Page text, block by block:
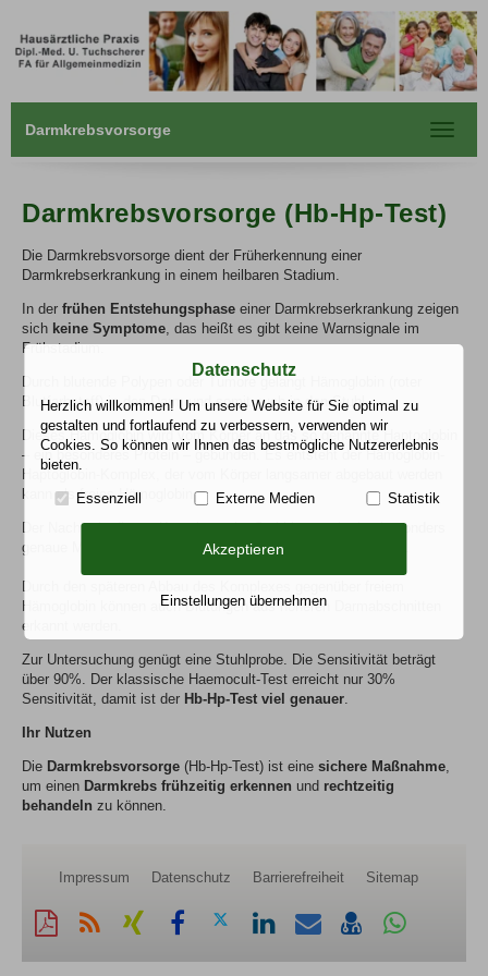
Darmkrebsvorsorge
Toggle
Darmkrebsvorsorge (Hb-Hp-Test)
Die Darmkrebsvorsorge dient der Früherkennung einer
Darmkrebserkrankung in einem heilbaren Stadium.
In der frühen Entstehungsphase einer Darmkrebserkrankung zeigen
sich keine Symptome, das heißt es gibt keine Warnsignale im
Frühstadium.
Durch blutende Polypen oder Tumore gelangt Hämoglobin (roter
Blutfarbstoff) in den Darm und somit auch in den Stuhl.
Dieses Hämoglobin wird vom Körper an das so genannte Haptoglobin
– ein besonderes Protein – gebunden. Es entsteht der Hämoglobin-
Haptoglobin-Komplex, der vom Körper langsamer abgebaut werden
kann als freies Hämoglobin.
Der Nachweis dieses Komplexes im Stuhl ist somit eine besonders
genaue Methode zur Früherkennung von Darm-Erkrankungen.
Durch den späteren Abbau des Komplexes gegenüber freiem
Hämoglobin können auch Blutungen aus höheren Darmabschnitten
erkannt werden.
Zur Untersuchung genügt eine Stuhlprobe. Die Sensitivität beträgt
über 90%. Der klassische Haemocult-Test erreicht nur 30%
Sensitivität, damit ist der Hb-Hp-Test viel genauer.
Ihr Nutzen
Die Darmkrebsvorsorge (Hb-Hp-Test) ist eine sichere Maßnahme,
um einen Darmkrebs frühzeitig erkennen und rechtzeitig
behandeln zu können.
Impressum Datenschutz Barrierefreiheit Sitemap
Diese
Seite
RSS-
Feed
Auf
Xing
Auf
Facebook
Auf
Twitter
Auf
LinkedIn
Per
Mail
vCard
speichern
Datenschutz
Herzlich willkommen! Um unsere Website für Sie optimal zu
gestalten und fortlaufend zu verbessern, verwenden wir
Cookies. So können wir Ihnen das bestmögliche Nutzererlebnis
bieten.
Essenziell Externe Medien Statistik
Akzeptieren
Einstellungen übernehmen